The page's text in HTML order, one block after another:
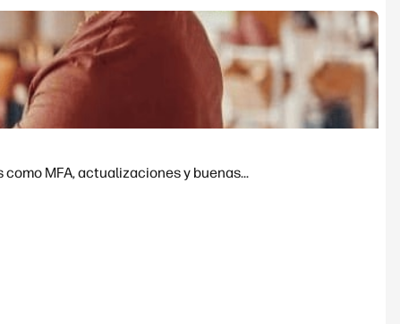
MFA, actualizaciones y buenas...